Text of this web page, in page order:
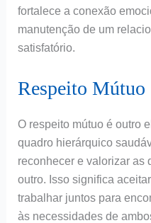
fortalece a conexão
manutenção de um
satisfatório.
Respeito Mútuo
O respeito mútuo é outro
quadro hierárquico
reconhecer e valorizar as
outro. Isso significa
trabalhar juntos para
às necessidades de